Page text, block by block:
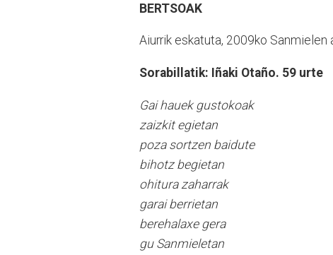
BERTSOAK
Aiurrik eskatuta, 2009ko
Sorabillatik: Iñaki Otaño. 59 urte
Gai hauek gustokoak
zaizkit egietan
poza sortzen baidute
bihotz begietan
ohitura zaharrak
garai berrietan
berehalaxe gera
gu Sanmieletan